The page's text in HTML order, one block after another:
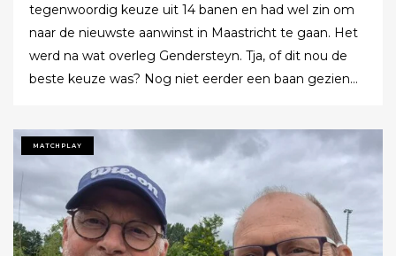
tegenwoordig keuze uit 14 banen en had wel zin om
naar de nieuwste aanwinst in Maastricht te gaan. Het
werd na wat overleg Gendersteyn. Tja, of dit nou de
beste keuze was? Nog niet eerder een baan gezien
voor meer banen? Ze hebben echt hun best gedaan
om de afslagplaatsen en de greens groen te houden
maar dat leverde weer allerlei andere problemen op (
oa drassigheid rondom en op de greens ) dus
uitdaging volop! Ik denk dat buiten ons iedereen op de
MATCHPLAY